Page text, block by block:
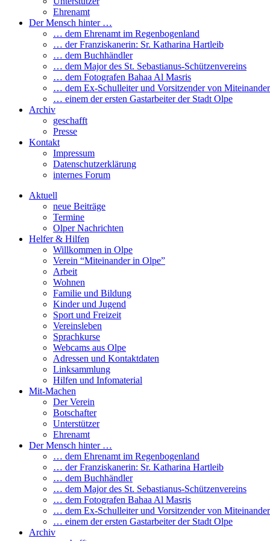
Ehrenamt
Der Mensch hinter …
… dem Ehrenamt im Regenbogenland
… der Franziskanerin: Sr. Katharina Hartleib
… dem Buchhändler
… dem Major des St. Sebastianus-Schützenvereins
… dem Fotografen Bahaa Al Masris
… dem Ex-Schulleiter und Vorsitzender von
… einem der ersten Gastarbeiter der Stadt Olpe
Archiv
geschafft
Presse
Kontakt
Impressum
Datenschutzerklärung
internes Forum
Aktuell
neue Beiträge
Termine
Olper Nachrichten
Helfer & Hilfen
Willkommen in Olpe
Verein “Miteinander in Olpe”
Arbeit
Wohnen
Familie und Bildung
Kinder und Jugend
Sport und Freizeit
Vereinsleben
Sprachkurse
Webcams aus Olpe
Adressen und Kontaktdaten
Linksammlung
Hilfen und Infomaterial
Mit-Machen
Der Verein
Botschafter
Unterstützer
Ehrenamt
Der Mensch hinter …
… dem Ehrenamt im Regenbogenland
… der Franziskanerin: Sr. Katharina Hartleib
… dem Buchhändler
… dem Major des St. Sebastianus-Schützenvereins
… dem Fotografen Bahaa Al Masris
… dem Ex-Schulleiter und Vorsitzender von
… einem der ersten Gastarbeiter der Stadt Olpe
Archiv